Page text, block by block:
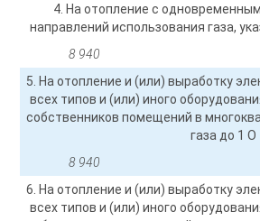
4. На отопление с
направлений использования газа,
8 940
5. На отопление и (или) выработку
всех типов и (или) иного
собственников помещений в
газа до 1
8 940
6. На отопление и (или) выработку
всех типов и (или) иного